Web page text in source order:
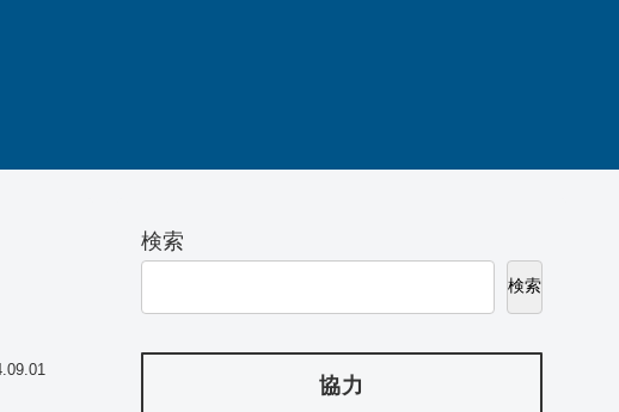
検索
検索
協力